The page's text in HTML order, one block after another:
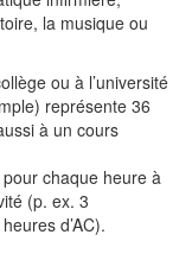
la musique ou
ou à l’université
représente 36
à un cours
pour chaque heure à
(p. ex. 3
d’AC).